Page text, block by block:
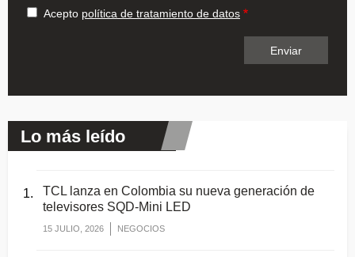
Acepto política de tratamiento de datos
Lo más leído
TCL lanza en Colombia su nueva generación de
televisores SQD-Mini LED
15 JULIO, 2026 NEGOCIOS